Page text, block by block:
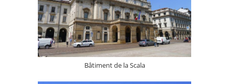
Bâtiment de la Scala